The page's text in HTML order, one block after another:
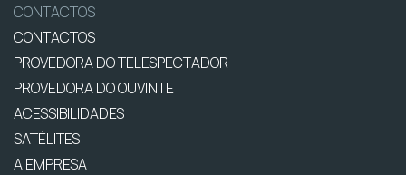
CONTACTOS
CONTACTOS
PROVEDORA DO TELESPECTADOR
PROVEDORA DO OUVINTE
ACESSIBILIDADES
SATÉLITES
A EMPRESA